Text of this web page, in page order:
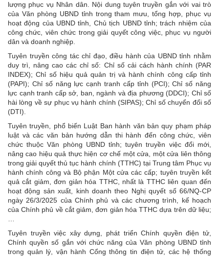
lượng phục vụ Nhân dân. Nội dung tuyên truyền gắn với vai trò
của Văn phòng UBND tỉnh trong tham mưu, tổng hợp, phục vụ
hoạt động của UBND tỉnh, Chủ tịch UBND tỉnh; trách nhiệm của
công chức, viên chức trong giải quyết công việc, phục vụ người
dân và doanh nghiệp.
Tuyên truyền công tác chỉ đạo, điều hành của UBND tỉnh nhằm
duy trì, nâng cao các chỉ số: Chỉ số cải cách hành chính (PAR
INDEX); Chỉ số hiệu quả quản trị và hành chính công cấp tỉnh
(PAPI); Chỉ số năng lực cạnh tranh cấp tỉnh (PCI); Chỉ số năng
lực cạnh tranh cấp sở, ban, ngành và địa phương (DDCI); Chỉ số
hài lòng về sự phục vụ hành chính (SIPAS); Chỉ số chuyển đổi số
(DTI).
Tuyên truyền, phổ biến Luật Ban hành văn bản quy phạm pháp
luật và các văn bản hướng dẫn thi hành đến công chức, viên
chức thuộc Văn phòng UBND tỉnh; tuyên truyền việc đổi mới,
nâng cao hiệu quả thực hiện cơ chế một cửa, một cửa liên thông
trong giải quyết thủ tục hành chính (TTHC) tại Trung tâm Phục vụ
hành chính công và Bộ phận Một cửa các cấp; tuyên truyền kết
quả cắt giảm, đơn giản hóa TTHC, nhất là TTHC liên quan đến
hoạt động sản xuất, kinh doanh theo Nghị quyết số 66/NQ-CP
ngày 26/3/2025 của Chính phủ và các chương trình, kế hoạch
của Chính phủ về cắt giảm, đơn giản hóa TTHC dựa trên dữ liệu;
Tuyên truyền việc xây dựng, phát triển Chính quyền điện tử,
Chính quyền số gắn với chức năng của Văn phòng UBND tỉnh
trong quản lý, vận hành Cổng thông tin điện tử, các hệ thống